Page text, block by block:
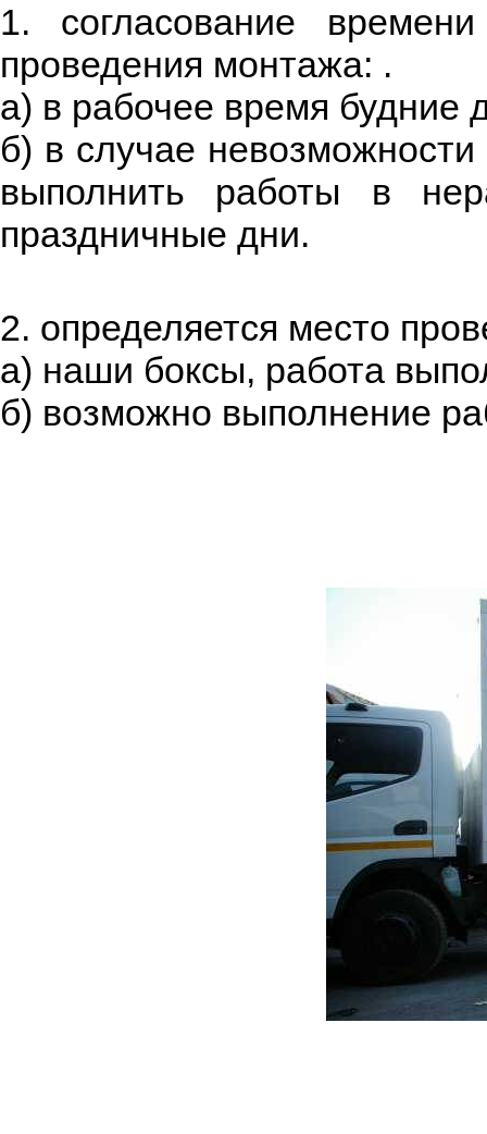
1. согласование
проведения монтажа: .
а) в рабочее время будние
б) в случае
выполнить работы в
праздничные дни.
2. определяется место
а) наши боксы, работа
б) возможно выполнение